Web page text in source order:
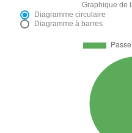
Graphique de
Diagramme circulaire
Diagramme à barres